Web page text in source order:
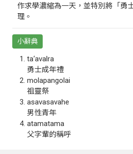
作求學濃縮為一天，並特別將「勇
理。
小辭典
ta‘avalra
勇士成年禮
molapangolai
祖靈祭
asavasavahe
男性青年
atamatama
父字輩的稱呼